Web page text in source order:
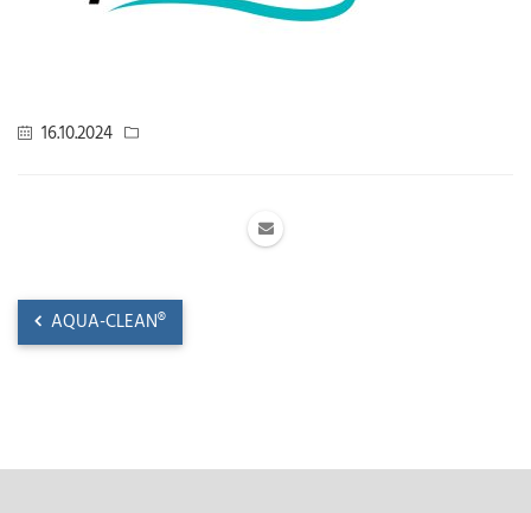
16.10.2024
AQUA-CLEAN®